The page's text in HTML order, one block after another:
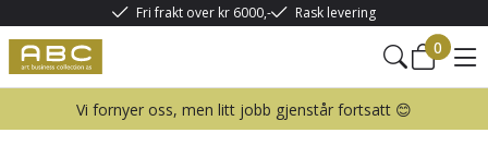
Fri frakt over kr 6000,- Rask levering
0
Vi fornyer oss, men litt jobb gjenstår fortsatt 😊